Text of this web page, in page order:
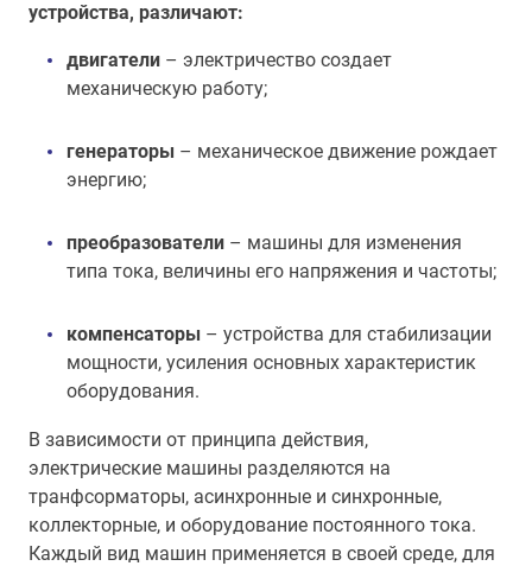
устройства, различают:
двигатели – электричество создает
механическую работу;
генераторы – механическое движение рождает
энергию;
преобразователи – машины для изменения
типа тока, величины его напряжения и частоты;
компенсаторы – устройства для стабилизации
мощности, усиления основных характеристик
оборудования.
В зависимости от принципа действия,
электрические машины разделяются на
транфсорматоры, асинхронные и синхронные,
коллекторные, и оборудование постоянного тока.
Каждый вид машин применяется в своей среде, для